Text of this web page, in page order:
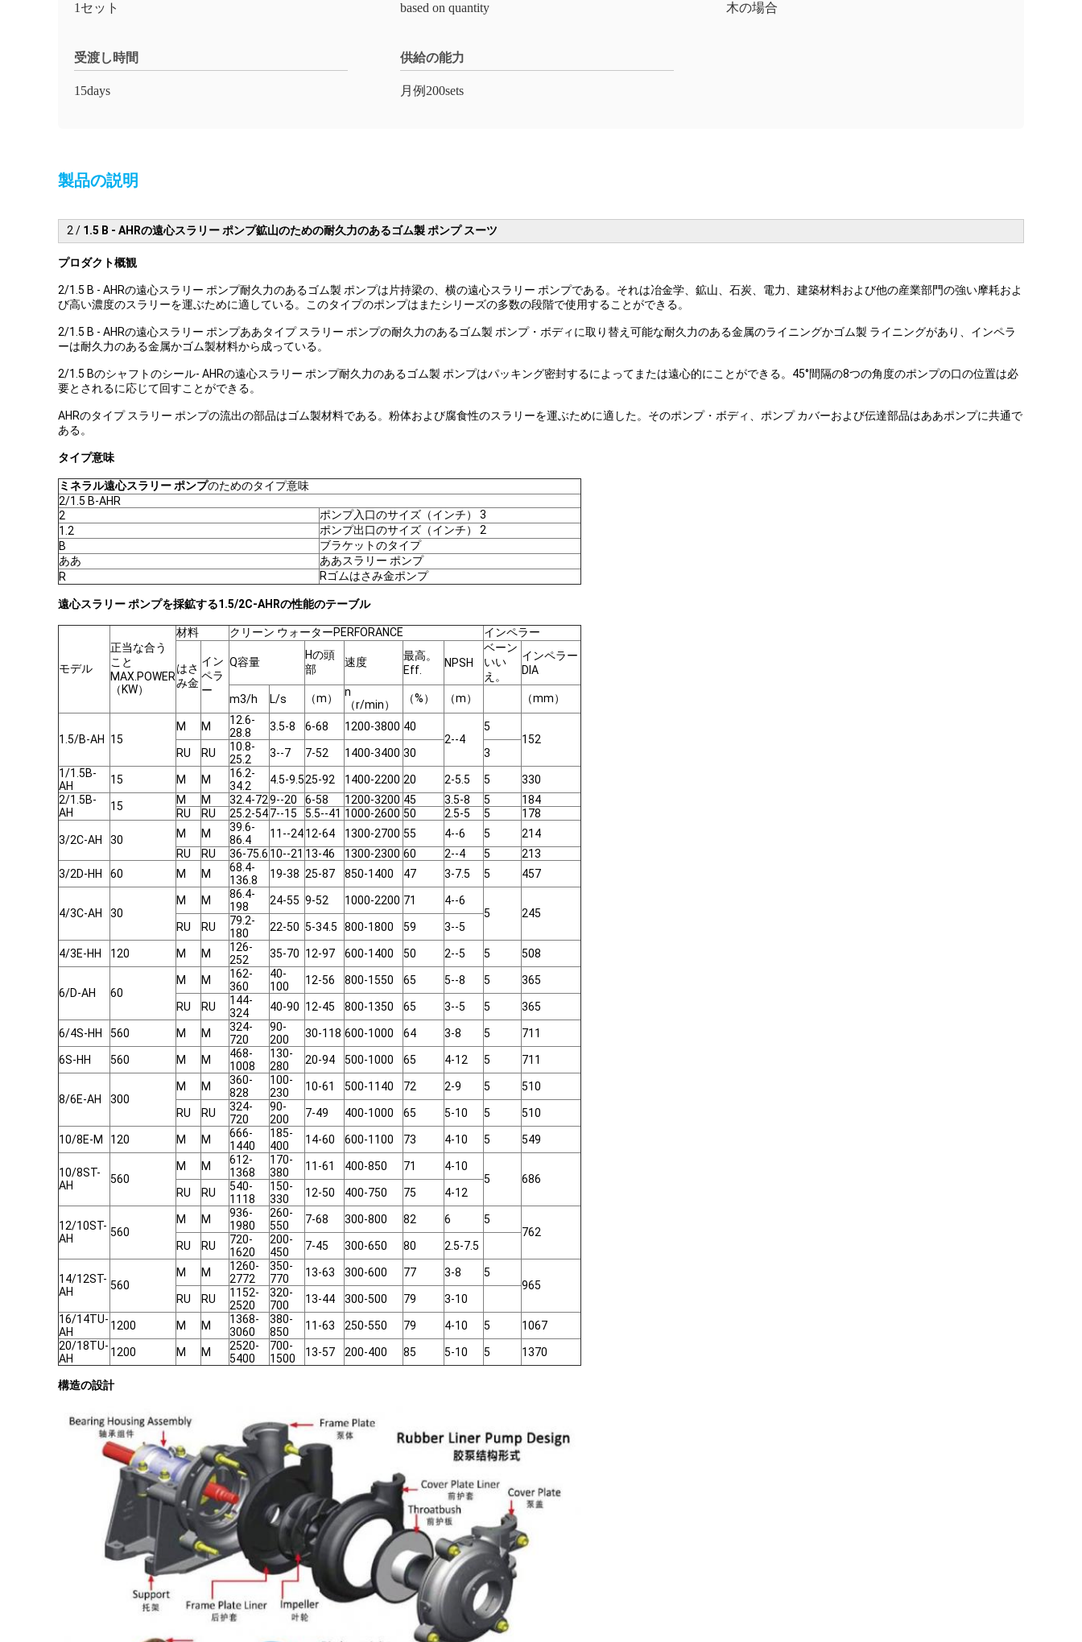
1セット based on quantity 木の場合
受渡し時間
15days
供給の能力
月例200sets
製品の説明
2 / 1.5 B - AHRの遠心スラリー ポンプ鉱山のための耐久力のあるゴム製 ポンプ スーツ
プロダクト概観
2/1.5 B - AHRの遠心スラリー ポンプ耐久力のあるゴム製 ポンプは片持梁の、横の遠心スラリー ポンプである。それは冶金学、鉱山、石炭、電力、建築材料および他の産業部門の強い摩耗およ
び高い濃度のスラリーを運ぶために適している。このタイプのポンプはまたシリーズの多数の段階で使用することができる。
2/1.5 B - AHRの遠心スラリー ポンプああタイプ スラリー ポンプの耐久力のあるゴム製 ポンプ・ボディに取り替え可能な耐久力のある金属のライニングかゴム製 ライニングがあり、インペラ
ーは耐久力のある金属かゴム製材料から成っている。
2/1.5 Bのシャフトのシール- AHRの遠心スラリー ポンプ耐久力のあるゴム製 ポンプはパッキング密封するによってまたは遠心的にことができる。45°間隔の8つの角度のポンプの口の位置は必
要とされるに応じて回すことができる。
AHRのタイプ スラリー ポンプの流出の部品はゴム製材料である。粉体および腐食性のスラリーを運ぶために適した。そのポンプ・ボディ、ポンプ カバーおよび伝達部品はああポンプに共通で
ある。
タイプ意味
ミネラル遠心スラリー ポンプのためのタイプ意味
2/1.5 B-AHR
2
ポンプ入口のサイズ（インチ） 3
1.2
ポンプ出口のサイズ（インチ） 2
B
ブラケットのタイプ
ああ
ああスラリー ポンプ
R
Rゴムはさみ金ポンプ
遠心スラリー ポンプを採鉱する1.5/2C-AHRの性能のテーブル
モデル
正当な合う
こと
MAX.POWER
（KW）
材料 クリーン ウォーターPERFORANCE インペラー
はさ
み金
イン
ペラ
ー
Q容量
Hの頭
部
速度
最高。
Eff.
NPSH
ベーン
いい
え。
インペラー
DIA
m3/h L/s （m）
n
（r/min）
（%） （m） （mm）
1.5/B-AH 15
M M
12.6-
28.8
3.5-8 6-68 1200-3800 40
2--4
5
152
RU
RU
10.8-
25.2
3--7 7-52 1400-3400 30
3
1/1.5B-
AH
15 M M
16.2-
34.2
4.5-9.525-92 1400-2200 20 2-5.5 5
330
2/1.5B-
AH
15 M M 32.4-729--20 6-58 1200-3200 45 3.5-8 5
184
RU
RU 25.2-547--15 5.5--41 1000-2600 50 2.5-5 5 178
3/2C-AH 30 M M
39.6-
86.4
11--2412-64 1300-2700 55 4--6 5
214
RU
RU 36-75.6 10--21 13-46 1300-2300 60 2--4 5
213
3/2D-HH
60 M M
68.4-
136.8
19-38 25-87 850-1400 47 3-7.5 5 457
4/3C-AH 30
M M
86.4-
198
24-55 9-52 1000-2200 71
4--6
5
245
RU
RU
79.2-
180
22-50 5-34.5 800-1800 59 3--5
4/3E-HH 120 M M
126-
252
35-70 12-97 600-1400 50 2--5 5 508
6/D-AH 60
M M
162-
360
40-
100
12-56 800-1550 65 5--8 5 365
RU RU
144-
324
40-90 12-45 800-1350 65 3--5 5 365
6/4S-HH 560 M M
324-
720
90-
200
30-118 600-1000 64 3-8 5 711
6S-HH 560 M M
468-
1008
130-
280
20-94 500-1000 65 4-12 5 711
8/6E-AH 300
M M
360-
828
100-
230
10-61 500-1140 72 2-9 5 510
RU RU
324-
720
90-
200
7-49 400-1000 65 5-10 5 510
10/8E-M 120 M M
666-
1440
185-
400
14-60 600-1100 73 4-10 5 549
10/8ST-
AH
560
M M
612-
1368
170-
380
11-61 400-850 71
4-10
5
686
RU
RU
540-
1118
150-
330
12-50 400-750 75 4-12
12/10ST-
AH
560
M M
936-
1980
260-
550
7-68 300-800 82 6
5
762
RU
RU
720-
1620
200-
450
7-45 300-650 80 2.5-7.5
14/12ST-
AH
560
M M
1260-
2772
350-
770
13-63 300-600 77 3-8
5
965
RU
RU
1152-
2520
320-
700
13-44 300-500 79
3-10
16/14TU-
AH
1200 M M
1368-
3060
380-
850
11-63 250-550 79 4-10 5
1067
20/18TU-
AH
1200 M M
2520-
5400
700-
1500
13-57 200-400 85 5-10 5 1370
構造の設計